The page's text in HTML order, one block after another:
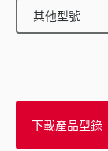
其他型號
下載產品型錄